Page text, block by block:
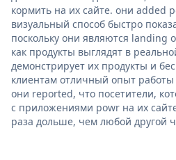
кормить на их сайте. они added
визуальный способ быстро
поскольку они являются landing
как продукты выглядят в
демонстрирует их продукты и
клиентам отличный опыт работы
они reported, что посетители,
с приложениями powr на их
раза дольше, чем любой другой